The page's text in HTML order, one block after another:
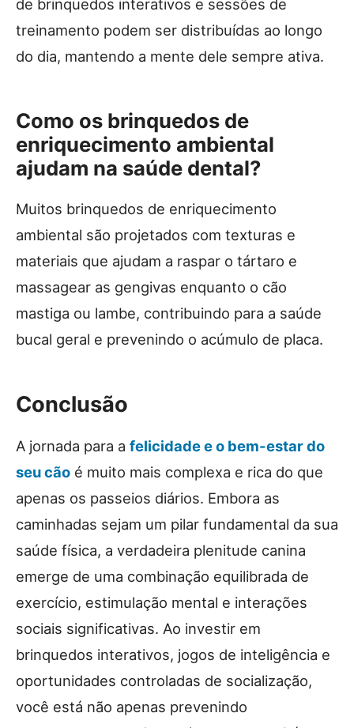
de brinquedos interativos e sessões de
treinamento podem ser distribuídas ao longo
do dia, mantendo a mente dele sempre ativa.
Como os brinquedos de
enriquecimento ambiental
ajudam na saúde dental?
Muitos brinquedos de enriquecimento
ambiental são projetados com texturas e
materiais que ajudam a raspar o tártaro e
massagear as gengivas enquanto o cão
mastiga ou lambe, contribuindo para a saúde
bucal geral e prevenindo o acúmulo de placa.
Conclusão
A jornada para a felicidade e o bem-estar do
seu cão é muito mais complexa e rica do que
apenas os passeios diários. Embora as
caminhadas sejam um pilar fundamental da sua
saúde física, a verdadeira plenitude canina
emerge de uma combinação equilibrada de
exercício, estimulação mental e interações
sociais significativas. Ao investir em
brinquedos interativos, jogos de inteligência e
oportunidades controladas de socialização,
você está não apenas prevenindo